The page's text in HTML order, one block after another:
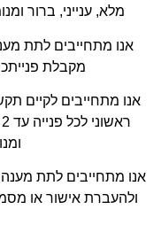
מלא, ענייני, ברור
מקבלת
אנו מתחייבים לקיים
אנו מתחייבים לתת
ולהעברת אישור או